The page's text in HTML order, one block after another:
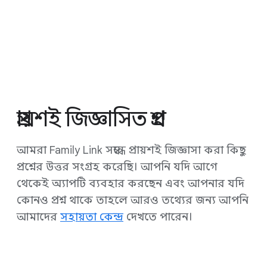
প্রায়শই জিজ্ঞাসিত প্রশ্ন
আমরা Family Link সম্বন্ধে প্রায়শই জিজ্ঞাসা করা কিছু
প্রশ্নের উত্তর সংগ্রহ করেছি। আপনি যদি আগে
থেকেই অ্যাপটি ব্যবহার করছেন এবং আপনার যদি
কোনও প্রশ্ন থাকে তাহলে আরও তথ্যের জন্য আপনি
আমাদের সহায়তা কেন্দ্র দেখতে পারেন।